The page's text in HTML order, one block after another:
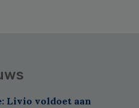
Livio voldoet aan